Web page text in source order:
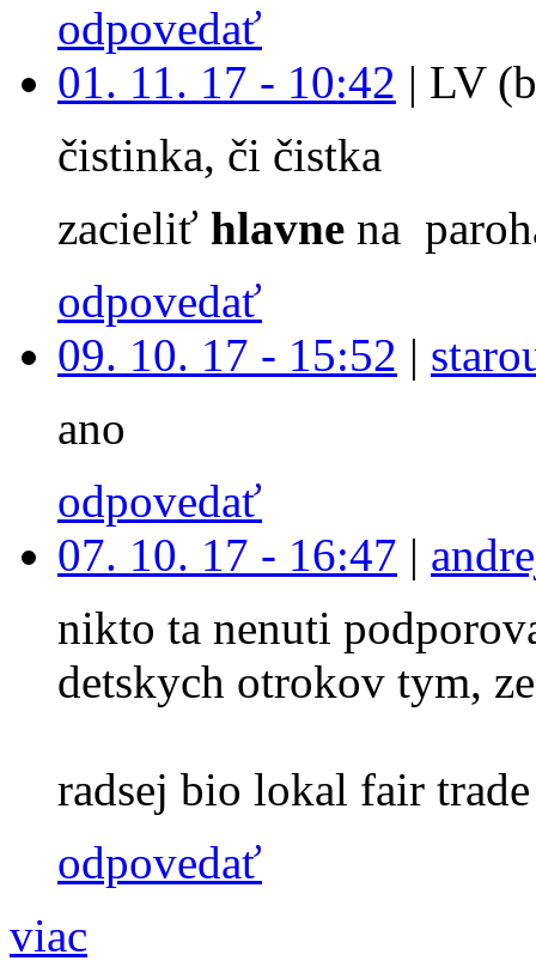
odpovedať
01. 11. 17 - 10:42 | LV
čistinka, či čistka
zacieliť hlavne na
odpovedať
09. 10. 17 - 15:52 |
ano
odpovedať
07. 10. 17 - 16:47 |
nikto ta nenuti
detskych otrokov tym,
radsej bio lokal fair
odpovedať
viac